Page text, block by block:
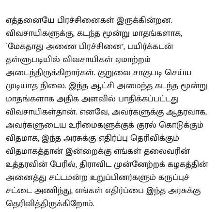
எத்தனையே பிரச்சினைகள் இருக்கின்றன.
விவசாயிகளுக்கு, கடந்த மூன்று மாதங்களாக,
`மேகதாது அணை பிரச்சினை’, பயிர்க்கடன்
தள்ளுபடியில் விவசாயிகள் ஏமாற்றம்
அடைந்திருக்கிறார்கள். குறுவை சாகுபடி செய்ய
முடியாத நிலை. இந்த ஆட்சி அமைந்த கடந்த மூன்று
மாதங்களாக அதிக அளவில் பாதிக்கப்பட்டது
விவசாயிகள்தான். எனவே, அவர்களுக்கு ஆதரவாக,
அவர்களுடைய உரிமைகளுக்குக் குரல் கொடுக்கும்
விதமாக, இந்த அரசுக்கு எதிர்ப்பு தெரிவிக்கும்
விதமாகத்தான் இன்றைக்கு எங்கள் தலைவரின்
உத்தரவின் பேரில், திராவிட முன்னேற்றக் கழகத்தின்
அனைத்து சட்டமன்ற உறுப்பினர்களும் கருப்புச்
சட்டை அணிந்து, எங்கள் எதிர்ப்பை இந்த அரசுக்கு
தெரிவித்திருக்கிறோம்.